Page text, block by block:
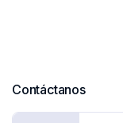
Contáctanos